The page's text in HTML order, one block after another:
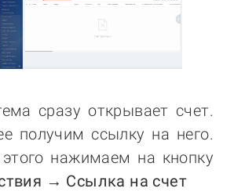
сразу открывает счет.
получим ссылку на него.
нажимаем на кнопку
→ Ссылка на счет